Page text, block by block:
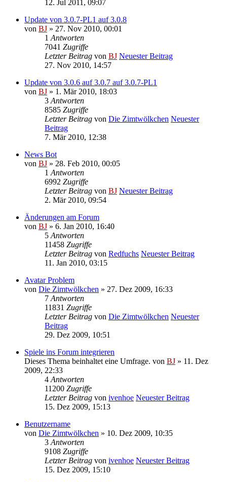
12. Jul 2011, 09:07
Update von 3.0.7-PL1 auf 3.0.8
von BJ » 27. Nov 2010, 00:01
1 Antworten
7041 Zugriffe
Letzter Beitrag von BJ Neuester Beitrag
27. Nov 2010, 14:57
Update von 3.0.6 auf 3.0.7 auf 3.0.7-PL1
von BJ » 1. Mär 2010, 18:03
3 Antworten
8585 Zugriffe
Letzter Beitrag von Die Zimtwölkchen Neuester
Beitrag
7. Mär 2010, 12:38
News Bot
von BJ » 28. Feb 2010, 00:05
1 Antworten
6992 Zugriffe
Letzter Beitrag von BJ Neuester Beitrag
2. Mär 2010, 09:54
Änderungen am Forum
von BJ » 6. Jan 2010, 16:40
5 Antworten
11458 Zugriffe
Letzter Beitrag von Redfuchs Neuester Beitrag
11. Jan 2010, 03:15
Avatar Problem
von Die Zimtwölkchen » 27. Dez 2009, 16:33
7 Antworten
11831 Zugriffe
Letzter Beitrag von Die Zimtwölkchen Neuester
Beitrag
29. Dez 2009, 10:51
Spiele ins Forum integrieren
Dieses Thema beinhaltet eine Umfrage. von BJ » 11. Dez
2009, 22:33
4 Antworten
11200 Zugriffe
Letzter Beitrag von ivenhoe Neuester Beitrag
15. Dez 2009, 15:13
Benutzername
von Die Zimtwölkchen » 10. Dez 2009, 10:35
3 Antworten
9108 Zugriffe
Letzter Beitrag von ivenhoe Neuester Beitrag
15. Dez 2009, 15:10